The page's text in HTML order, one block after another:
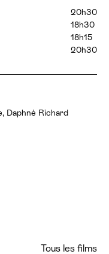
20h30
18h30
18h15
20h30
Daphné Richard
Tous les films